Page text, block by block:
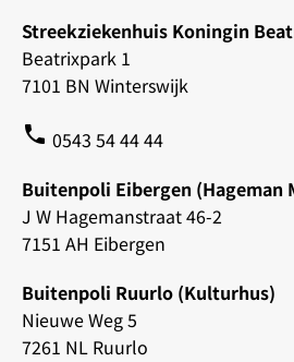
Streekziekenhuis Koningin
Beatrixpark 1
7101 BN Winterswijk
phone 0543 54 44 44
Buitenpoli Eibergen (Hageman
J W Hagemanstraat 46-2
7151 AH Eibergen
Buitenpoli Ruurlo (Kulturhus)
Nieuwe Weg 5
7261 NL Ruurlo